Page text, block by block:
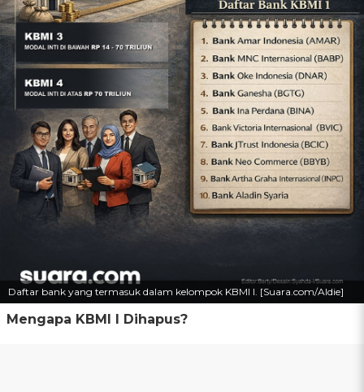
Daftar bank yang termasuk dalam kelompok KBMI I. [Suara.com/Aldie]
Mengapa KBMI I Dihapus?